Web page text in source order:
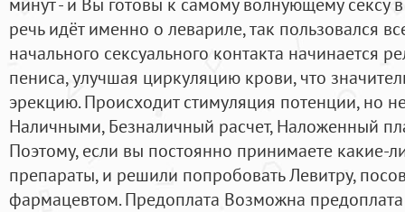
речь идёт именно о левариле, так пользовался
начального сексуального контакта начинается
пениса, улучшая циркуляцию крови, что
эрекцию. Происходит стимуляция потенции, но
Наличными, Безналичный расчет, Наложенный
Поэтому, если вы постоянно принимаете какие-
препараты, и решили попробовать Левитру,
фармацевтом. Предоплата Возможна